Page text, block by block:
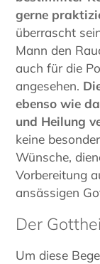
gerne
überrascht
Mann den
auch für die
angesehen.
ebenso wie
und Heilung
keine
Wünsche,
Vorbereitung
ansässigen
Der
Um diese